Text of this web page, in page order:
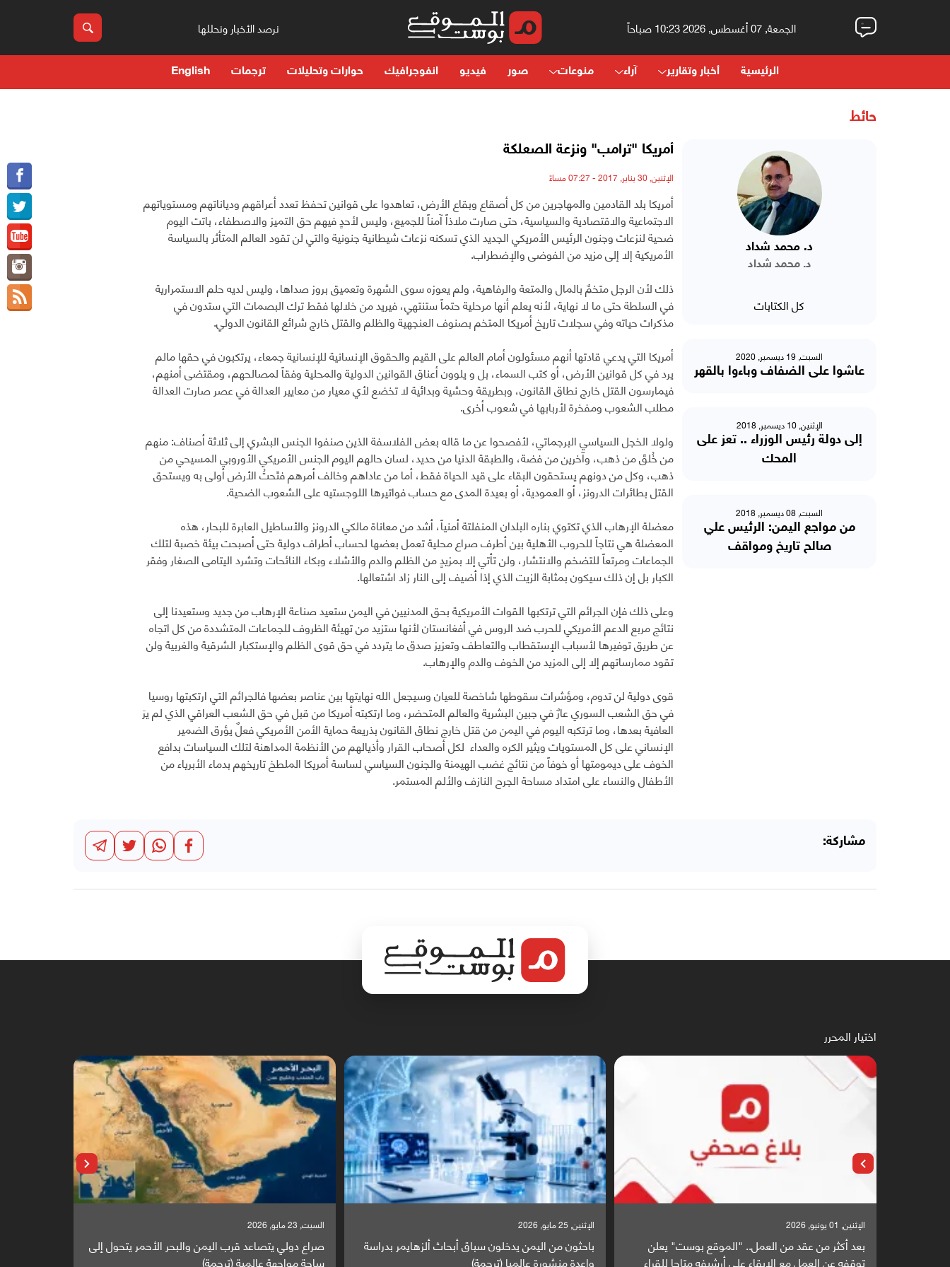
الجمعة, 07 أغسطس, 2026 10:23 صباحاً نرصد الأخبار ونحللها
الرئيسية أخبار وتقارير آراء منوعات صور فيديو انفوجرافيك حوارات وتحليلات ترجمات English
حائط
د. محمد شداد
د. محمد شداد
كل الكتابات
السبت, 19 ديسمبر, 2020
عاشوا على الضفاف وباءوا بالقهر
الإثنين, 10 ديسمبر, 2018
إلى دولة رئيس الوزراء .. تعز على
المحك
السبت, 08 ديسمبر, 2018
من مواجع اليمن: الرئيس علي
صالح تاريخ ومواقف
أمريكا "ترامب" ونزعة الصعلكة
الإثنين, 30 يناير, 2017 - 07:27 مساءً
أمريكا بلد القادمين والمهاجرين من كل أصقاع وبقاع الأرض، تعاهدوا على قوانين تحفظ تعدد أعراقهم ودياناتهم ومستوياتهم
الاجتماعية والاقتصادية والسياسية، حتى صارت ملاذاً آمناً للجميع، وليس لأحدٍ فيهم حق التميز والاصطفاء، باتت اليوم
ضحية لنزعات وجنون الرئيس الأمريكي الجديد الذي تسكنه نزعات شيطانية جنونية والتي لن تقود العالم المتأثر بالسياسة
الأمريكية إلا إلى مزيد من الفوضى والإضطراب.
ذلك لأن الرجل متخمٌ بالمال والمتعة والرفاهية، ولم يعوزه سوى الشهرة وتعميق بروز صداها، وليس لديه حلم الاستمرارية
في السلطة حتى ما لا نهاية، لأنه يعلم أنها مرحلية حتماً ستنتهي، فيريد من خلالها فقط ترك البصمات التي ستدون في
مذكرات حياته وفي سجلات تاريخ أمريكا المتخم بصنوف العنجهية والظلم والقتل خارج شرائع القانون الدولي.
أمريكا التي يدعي قادتها أنهم مسئولون أمام العالم على القيم والحقوق الإنسانية للإنسانية جمعاء، يرتكبون في حقها مالم
يرد في كل قوانين الأرض، أو كتب السماء، بل و يلوون أعناق القوانين الدولية والمحلية وفقاً لمصالحهم، ومقتضى أمنهم،
فيمارسون القتل خارج نطاق القانون، وبطريقة وحشية وبدائية لا تخضع لأي معيار من معايير العدالة في عصر صارت العدالة
مطلب الشعوب ومفخرة لأربابها في شعوب أخرى.
ولولا الخجل السياسي البرجماتي، لأفصحوا عن ما قاله بعض الفلاسفة الذين صنفوا الجنس البشري إلى ثلاثة أصناف: منهم
من خُلقَ من ذهب، وآخرين من فضة، والطبقة الدنيا من حديد، لسان حالهم اليوم الجنس الأمريكي الأوروبي المسيحي من
ذهب، وكل من دونهم يستحقون البقاء على قيد الحياة فقط، أما من عاداهم وخالف أمرهم فتَحتُ الأرض أولى به ويستحق
القتل بطائرات الدرونز، أو العمودية، أو بعيدة المدى مع حساب فواتيرها اللوجستيه على الشعوب الضحية.
معضلة الإرهاب الذي تكتوي بناره البلدان المنفلتة أمنياً، أشد من معاناة مالكي الدرونز والأساطيل العابرة للبحار، هذه
المعضلة هي نتاجاً للحروب الأهلية بين أطرف صراع محلية تعمل بعضها لحساب أطراف دولية حتى أصبحت بيئة خصبة لتلك
الجماعات ومرتعاً للتضخم والانتشار، ولن تأتي إلا بمزيدٍ من الظلم والدم والأشلاء وبكاء النائحات وتشرد اليتامى الصغار وفقر
الكبار بل إن ذلك سيكون بمثابة الزيت الذي إذا أضيف إلى النار زاد اشتعالها.
وعلى ذلك فإن الجرائم التي ترتكبها القوات الأمريكية بحق المدنيين في اليمن ستعيد صناعة الإرهاب من جديد وستعيدنا إلى
نتائج مربع الدعم الأمريكي للحرب ضد الروس في أفغانستان لأنها ستزيد من تهيئة الظروف للجماعات المتشددة من كل اتجاه
عن طريق توفيرها لأسباب الإستقطاب والتعاطف وتعزيز صدق ما يتردد في حق قوى الظلم والإستكبار الشرقية والغربية ولن
تقود ممارساتهم إلا إلى المزيد من الخوف والدم والإرهاب.
قوى دولية لن تدوم، ومؤشرات سقوطها شاخصة للعيان وسيجعل الله نهايتها بين عناصر بعضها فالجرائم التي ارتكبتها روسيا
في حق الشعب السوري عارٌ في جبين البشرية والعالم المتحضر، وما ارتكبته أمريكا من قبل في حق الشعب العراقي الذي لم يرَ
العافية بعدها، وما ترتكبه اليوم في اليمن من قتل خارج نطاق القانون بذريعة حماية الأمن الأمريكي فعلٌ يؤرق الضمير
الإنساني على كل المستويات ويثير الكره والعداء لكل أصحاب القرار وأذيالهم من الأنظمة المداهنة لتلك السياسات بدافع
الخوف على ديمومتها أو خوفاً من نتائج غضب الهيمنة والجنون السياسي لساسة أمريكا الملطخ تاريخهم بدماء الأبرياء من
الأطفال والنساء على امتداد مساحة الجرح النازف والألم المستمر.
مشاركة:
اختيار المحرر
الإثنين, 01 يونيو, 2026
بعد أكثر من عقد من العمل.. "الموقع بوست" يعلن
توقفه عن العمل مع الإبقاء على أرشيفه متاحا للقراء
الإثنين, 25 مايو, 2026
باحثون من اليمن يدخلون سباق أبحاث ألزهايمر بدراسة
واعدة منشورة عالميا (ترجمة)
السبت, 23 مايو, 2026
صراع دولي يتصاعد قرب اليمن والبحر الأحمر يتحول إلى
ساحة مواجهة عالمية (ترجمة)